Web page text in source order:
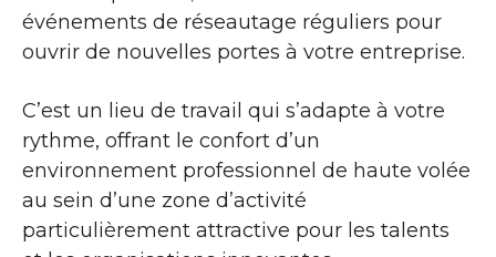
événements de réseautage réguliers pour
ouvrir de nouvelles portes à votre entreprise.
C’est un lieu de travail qui s’adapte à votre
rythme, offrant le confort d’un
environnement professionnel de haute volée
au sein d’une zone d’activité
particulièrement attractive pour les talents